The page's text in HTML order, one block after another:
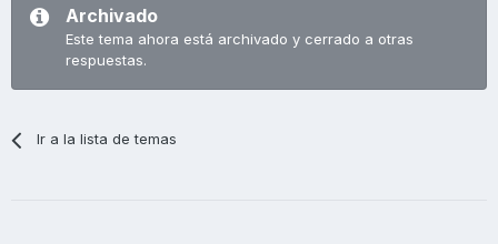
Archivado
Este tema ahora está archivado y cerrado a otras
respuestas.
Ir a la lista de temas